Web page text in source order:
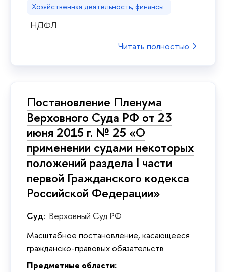
Хозяйственная деятельность, финансы
НДФЛ
Читать полностью
Постановление Пленума
Верховного Суда РФ от 23
июня 2015 г. № 25 «О
применении судами некоторых
положений раздела I части
первой Гражданского кодекса
Российской Федерации»
Суд: Верховный Суд РФ
Масштабное постановление, касающееся
гражданско-правовых обязательств
Предметные области: